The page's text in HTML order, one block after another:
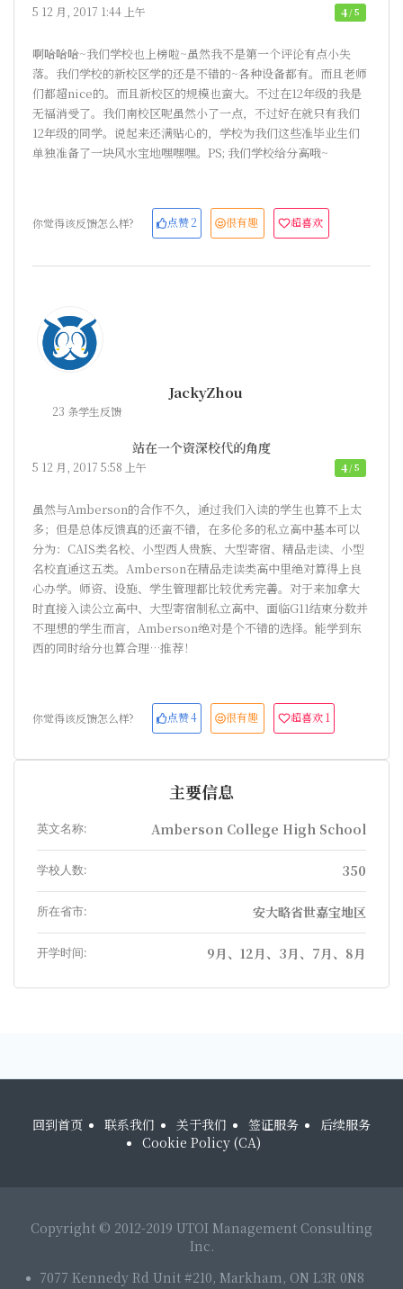
5 12 月, 2017 1:44 上午 4 / 5
啊哈哈哈~我们学校也上榜啦~虽然我不是第一个评论有点小失
落。我们学校的新校区学的还是不错的~各种设备都有。而且老师
们都超nice的。而且新校区的规模也蛮大。不过在12年级的我是
无福消受了。我们南校区呢虽然小了一点，不过好在就只有我们
12年级的同学。说起来还满贴心的，学校为我们这些准毕业生们
单独准备了一块风水宝地嘿嘿嘿。PS; 我们学校给分高哦~
你觉得该反馈怎么样? 点赞2 很有趣 超喜欢
JackyZhou
23 条学生反馈
站在一个资深校代的角度
5 12 月, 2017 5:58 上午 4 / 5
虽然与Amberson的合作不久，通过我们入读的学生也算不上太
多；但是总体反馈真的还蛮不错，在多伦多的私立高中基本可以
分为：CAIS类名校、小型西人贵族、大型寄宿、精品走读、小型
名校直通这五类。Amberson在精品走读类高中里绝对算得上良
心办学。师资、设施、学生管理都比较优秀完善。对于来加拿大
时直接入读公立高中、大型寄宿制私立高中、面临G11结束分数并
不理想的学生而言，Amberson绝对是个不错的选择。能学到东
西的同时给分也算合理…推荐！
你觉得该反馈怎么样? 点赞4 很有趣 超喜欢 1
主要信息
英文名称: Amberson College High School
学校人数: 350
所在省市: 安大略省世嘉宝地区
开学时间: 9月、12月、3月、7月、8月
回到首页 联系我们 关于我们 签证服务
后续服务
Cookie Policy (CA)
Copyright © 2012-2019 UTOI Management Consulting
Inc.
7077 Kennedy Rd Unit #210, Markham, ON L3R 0N8